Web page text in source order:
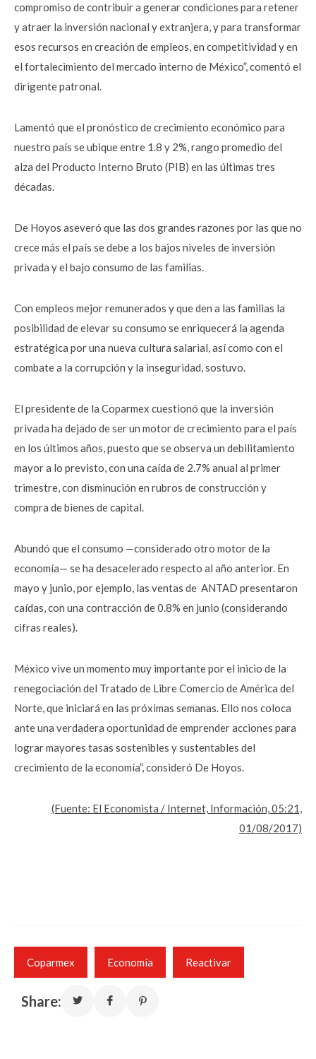
compromiso de contribuir a generar condiciones para retener
y atraer la inversión nacional y extranjera, y para transformar
esos recursos en creación de empleos, en competitividad y en
el fortalecimiento del mercado interno de México”, comentó el
dirigente patronal.
Lamentó que el pronóstico de crecimiento económico para
nuestro país se ubique entre 1.8 y 2%, rango promedio del
alza del Producto Interno Bruto (PIB) en las últimas tres
décadas.
De Hoyos aseveró que las dos grandes razones por las que no
crece más el país se debe a los bajos niveles de inversión
privada y el bajo consumo de las familias.
Con empleos mejor remunerados y que den a las familias la
posibilidad de elevar su consumo se enriquecerá la agenda
estratégica por una nueva cultura salarial, así como con el
combate a la corrupción y la inseguridad, sostuvo.
El presidente de la Coparmex cuestionó que la inversión
privada ha dejado de ser un motor de crecimiento para el país
en los últimos años, puesto que se observa un debilitamiento
mayor a lo previsto, con una caída de 2.7% anual al primer
trimestre, con disminución en rubros de construcción y
compra de bienes de capital.
Abundó que el consumo —considerado otro motor de la
economía— se ha desacelerado respecto al año anterior. En
mayo y junio, por ejemplo, las ventas de ANTAD presentaron
caídas, con una contracción de 0.8% en junio (considerando
cifras reales).
México vive un momento muy importante por el inicio de la
renegociación del Tratado de Libre Comercio de América del
Norte, que iniciará en las próximas semanas. Ello nos coloca
ante una verdadera oportunidad de emprender acciones para
lograr mayores tasas sostenibles y sustentables del
crecimiento de la economía”, consideró De Hoyos.
(Fuente: El Economista / Internet, Información, 05:21,
01/08/2017)
Coparmex Economía Reactivar
Share: